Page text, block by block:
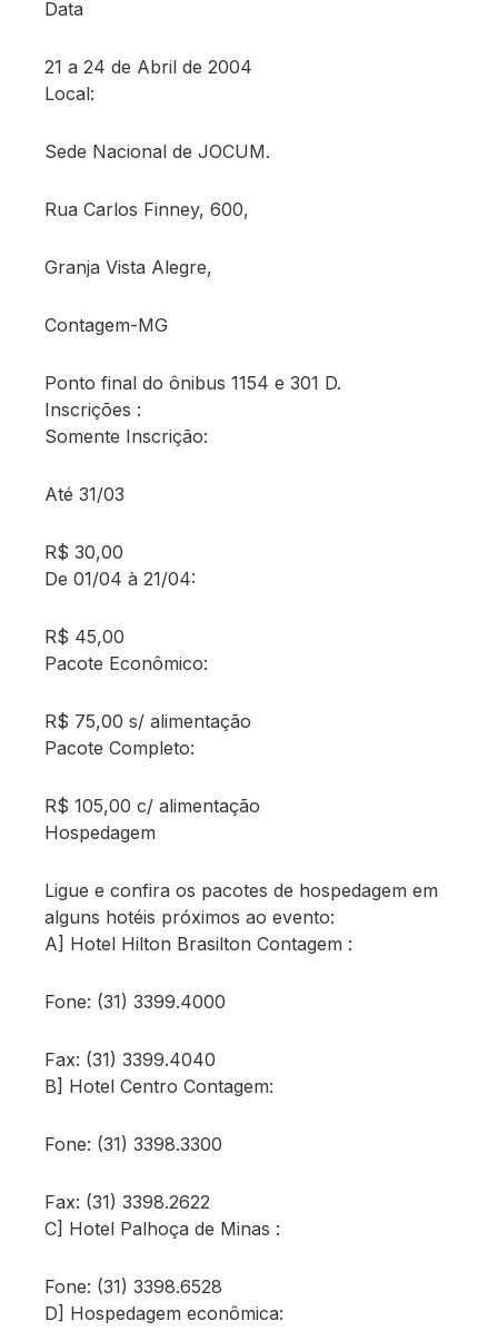
Data
21 a 24 de Abril de 2004
Local:
Sede Nacional de JOCUM.
Rua Carlos Finney, 600,
Granja Vista Alegre,
Contagem-MG
Ponto final do ônibus 1154 e 301 D.
Inscrições :
Somente Inscrição:
Até 31/03
R$ 30,00
De 01/04 à 21/04:
R$ 45,00
Pacote Econômico:
R$ 75,00 s/ alimentação
Pacote Completo:
R$ 105,00 c/ alimentação
Hospedagem
Ligue e confira os pacotes de hospedagem em
alguns hotéis próximos ao evento:
A] Hotel Hilton Brasilton Contagem :
Fone: (31) 3399.4000
Fax: (31) 3399.4040
B] Hotel Centro Contagem:
Fone: (31) 3398.3300
Fax: (31) 3398.2622
C] Hotel Palhoça de Minas :
Fone: (31) 3398.6528
D] Hospedagem econômica: